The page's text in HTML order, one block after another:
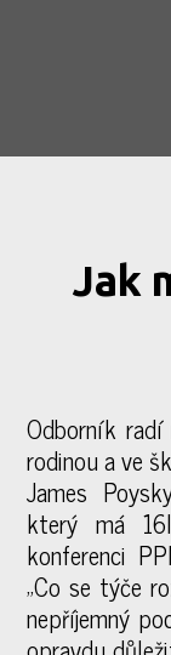
Jak
Odborník
rodinou a ve
James
který má
konferenci
„Co se týče
nepříjemný